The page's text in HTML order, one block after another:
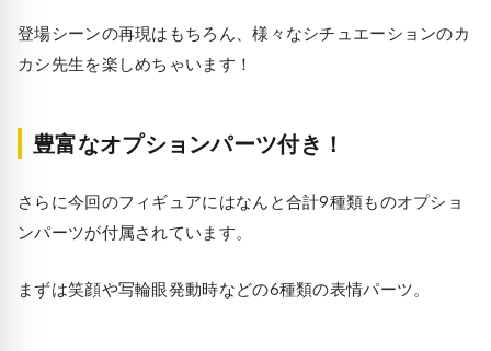
登場シーンの再現はもちろん、様々なシチュエーションのカ
カシ先生を楽しめちゃいます！
豊富なオプションパーツ付き！
さらに今回のフィギュアにはなんと合計9種類ものオプショ
ンパーツが付属されています。
まずは笑顔や写輪眼発動時などの6種類の表情パーツ。